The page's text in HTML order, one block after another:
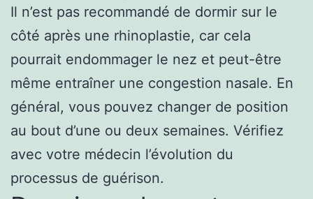
Il n’est pas recommandé de dormir sur le
côté après une rhinoplastie, car cela
pourrait endommager le nez et peut-être
même entraîner une congestion nasale. En
général, vous pouvez changer de position
au bout d’une ou deux semaines. Vérifiez
avec votre médecin l’évolution du
processus de guérison.